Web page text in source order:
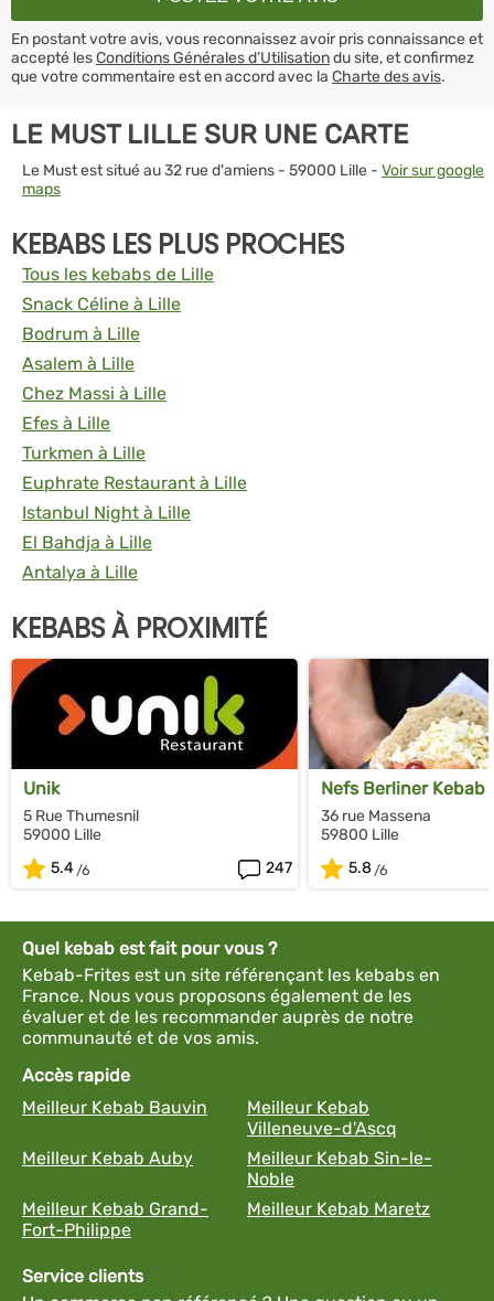
En postant votre avis, vous reconnaissez avoir pris connaissance et
accepté lesConditions Générales d’Utilisationdu site, et confirmez
que votre commentaire est en accord avec la Charte des avis.
LE MUST LILLE SUR UNE CARTE
Le Must est situé au 32 rue d'amiens - 59000 Lille - Voir sur google
maps
KEBABS LES PLUS PROCHES
Tous les kebabs de Lille
Snack Céline à Lille
Bodrum à Lille
Asalem à Lille
Chez Massi à Lille
Efes à Lille
Turkmen à Lille
Euphrate Restaurant à Lille
Istanbul Night à Lille
El Bahdja à Lille
Antalya à Lille
KEBABS À PROXIMITÉ
Unik
5 Rue Thumesnil
59000 Lille
5.4
247
Nefs Berliner Kebab
36 rue Massena
59800 Lille
5.8
Quel kebab est fait pour vous ?
Kebab-Frites est un site référençant les kebabs en
France. Nous vous proposons également de les
évaluer et de les recommander auprès de notre
communauté et de vos amis.
Accès rapide
Meilleur Kebab Bauvin
Meilleur Kebab
Villeneuve-d'Ascq
Meilleur Kebab Auby
Meilleur Kebab Sin-le-
Noble
Meilleur Kebab Grand-
Fort-Philippe
Meilleur Kebab Maretz
Service clients